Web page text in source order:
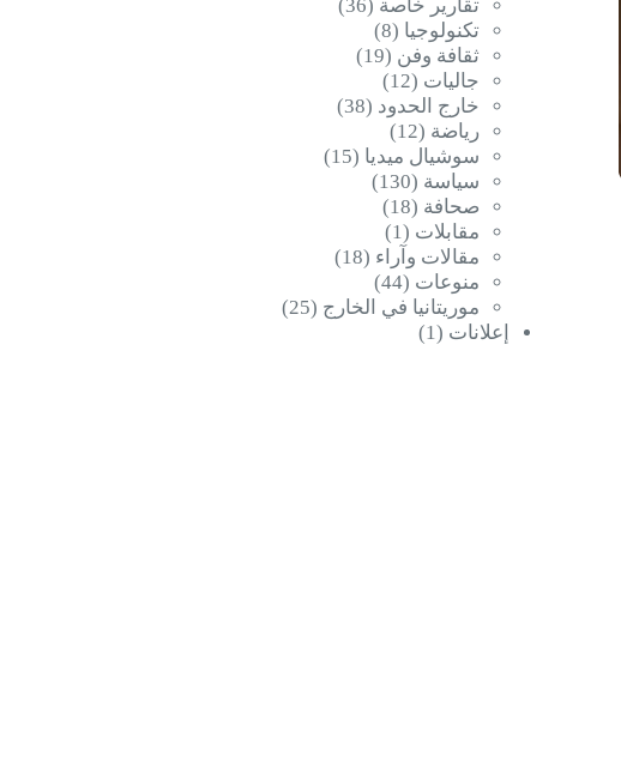
تقارير خاصة (36)
تكنولوجيا (8)
ثقافة وفن (19)
جاليات (12)
خارج الحدود (38)
رياضة (12)
سوشيال ميديا (15)
سياسة (130)
صحافة (18)
مقابلات (1)
مقالات وآراء (18)
منوعات (44)
موريتانيا في الخارج (25)
إعلانات (1)